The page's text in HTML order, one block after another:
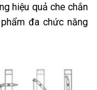
hiệu quả che chắn
đa chức năng